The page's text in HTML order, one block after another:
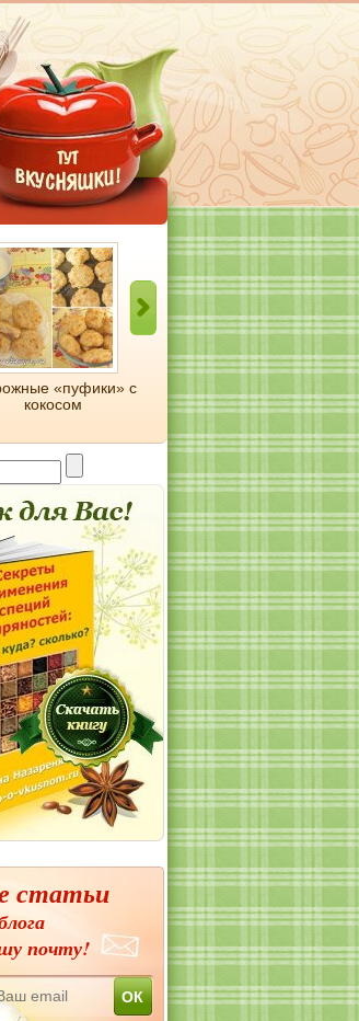
«пуфики» с
кокосом
американские панкейки
статьи
почту!